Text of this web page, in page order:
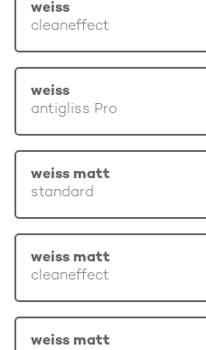
weiss
cleaneffect
weiss
antigliss Pro
weiss matt
standard
weiss matt
cleaneffect
weiss matt